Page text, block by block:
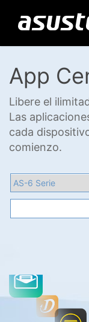
App
Libere el
Las
cada
comienzo.